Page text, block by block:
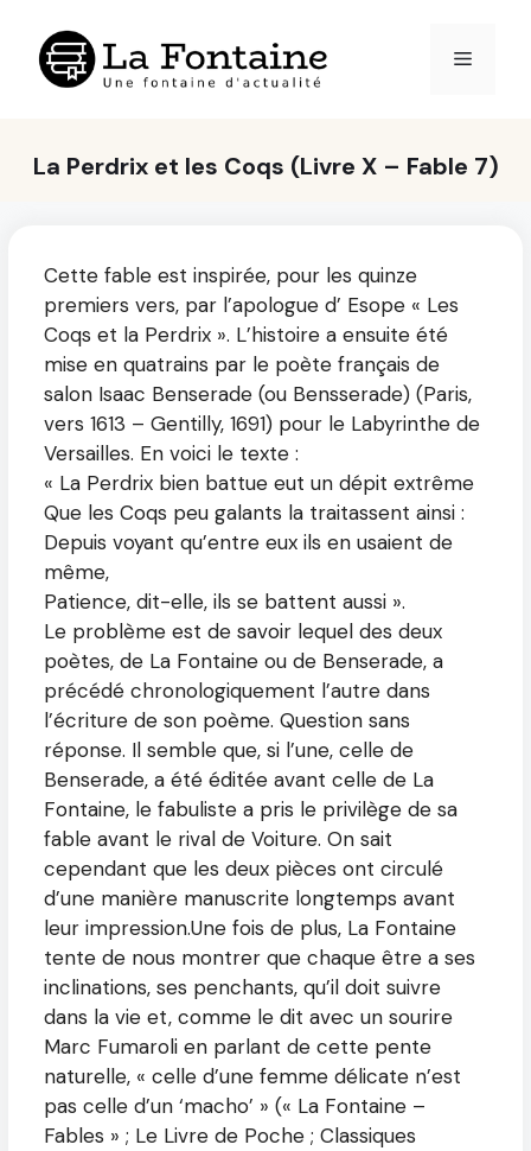
contenu
Menu
La Perdrix et les Coqs (Livre X – Fable 7)
Cette fable est inspirée, pour les quinze
premiers vers, par l’apologue d’ Esope « Les
Coqs et la Perdrix ». L’histoire a ensuite été
mise en quatrains par le poète français de
salon Isaac Benserade (ou Bensserade) (Paris,
vers 1613 – Gentilly, 1691) pour le Labyrinthe de
Versailles. En voici le texte :
« La Perdrix bien battue eut un dépit extrême
Que les Coqs peu galants la traitassent ainsi :
Depuis voyant qu’entre eux ils en usaient de
même,
Patience, dit-elle, ils se battent aussi ».
Le problème est de savoir lequel des deux
poètes, de La Fontaine ou de Benserade, a
précédé chronologiquement l’autre dans
l’écriture de son poème. Question sans
réponse. Il semble que, si l’une, celle de
Benserade, a été éditée avant celle de La
Fontaine, le fabuliste a pris le privilège de sa
fable avant le rival de Voiture. On sait
cependant que les deux pièces ont circulé
d’une manière manuscrite longtemps avant
leur impression.Une fois de plus, La Fontaine
tente de nous montrer que chaque être a ses
inclinations, ses penchants, qu’il doit suivre
dans la vie et, comme le dit avec un sourire
Marc Fumaroli en parlant de cette pente
naturelle, « celle d’une femme délicate n’est
pas celle d’un ‘macho’ » (« La Fontaine –
Fables » ; Le Livre de Poche ; Classiques